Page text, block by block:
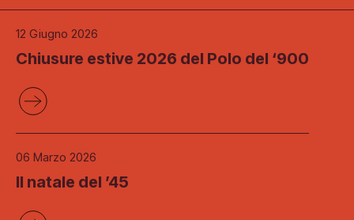
12 Giugno 2026
Chiusure estive 2026 del Polo del ‘900
06 Marzo 2026
Il natale del ’45